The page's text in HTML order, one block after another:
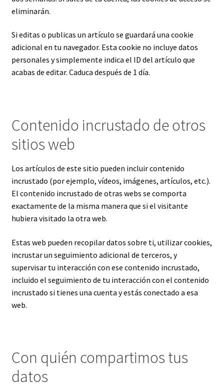
eliminarán.
Si editas o publicas un artículo se guardará una cookie
adicional en tu navegador. Esta cookie no incluye datos
personales y simplemente indica el ID del artículo que
acabas de editar. Caduca después de 1 día.
Contenido incrustado de otros
sitios web
Los artículos de este sitio pueden incluir contenido
incrustado (por ejemplo, vídeos, imágenes, artículos, etc.).
El contenido incrustado de otras webs se comporta
exactamente de la misma manera que si el visitante
hubiera visitado la otra web.
Estas web pueden recopilar datos sobre ti, utilizar cookies,
incrustar un seguimiento adicional de terceros, y
supervisar tu interacción con ese contenido incrustado,
incluido el seguimiento de tu interacción con el contenido
incrustado si tienes una cuenta y estás conectado a esa
web.
Con quién compartimos tus
datos